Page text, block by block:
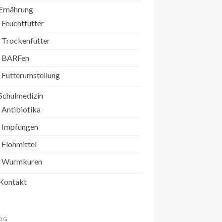
Feuchtfutter
Trockenfutter
BARFen
Futterumstellung
Antibiotika
Impfungen
Flohmittel
Wurmkuren